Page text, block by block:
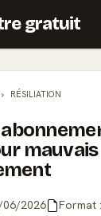
gratuit
RÉSILIATION
mauvais
06/2026
Format